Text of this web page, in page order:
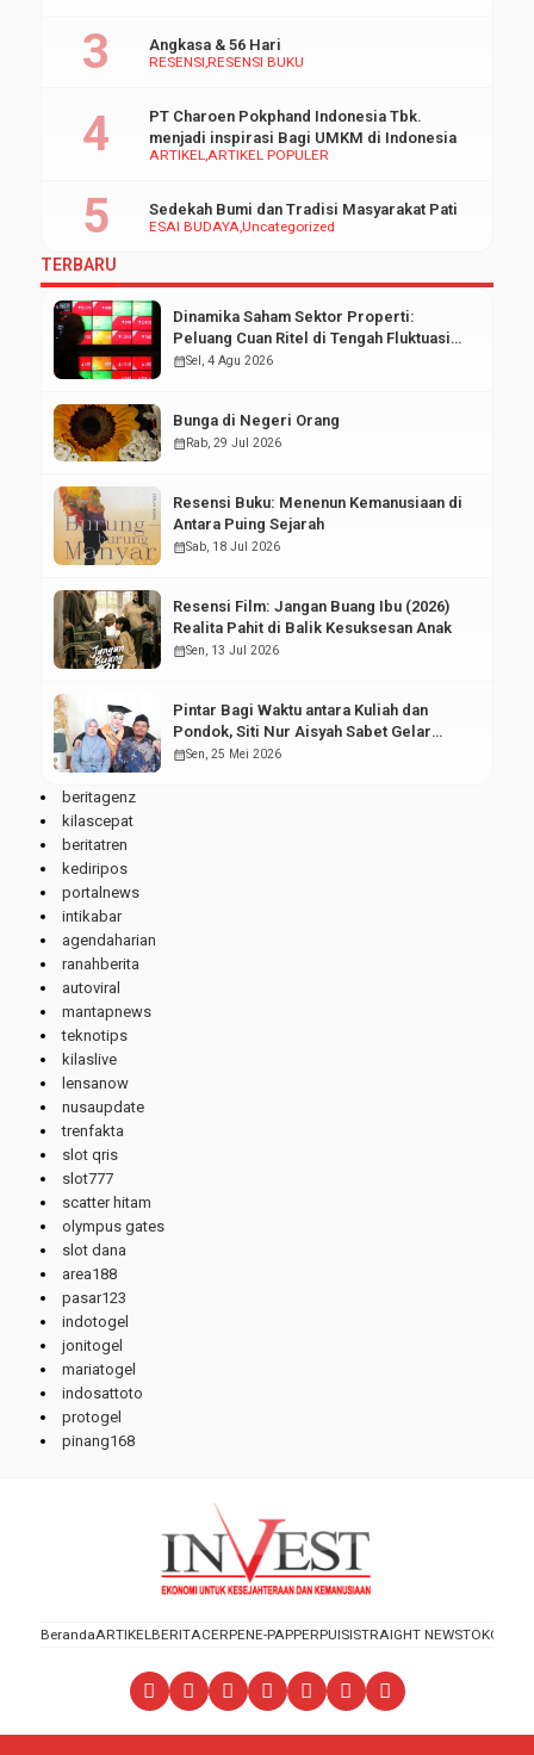
Aktivitas Antioksidan Pada Air
RESENSI RESENSI BUKU
Angkasa & 56 Hari
ARTIKELARTIKEL POPULER
PT Charoen Pokphand Indonesia Tbk.
menjadi inspirasi Bagi UMKM di Indonesia
ESAI BUDAYAUncategorized
Sedekah Bumi dan Tradisi Masyarakat Pati
TERBARU
Dinamika Saham Sektor Properti:
Peluang Cuan Ritel di Tengah Fluktuasi
Pasar Modal
calendar_monthSel, 4 Agu 2026
Bunga di Negeri Orang
calendar_monthRab, 29 Jul 2026
Resensi Buku: Menenun Kemanusiaan di
Antara Puing Sejarah
calendar_monthSab, 18 Jul 2026
Resensi Film: Jangan Buang Ibu (2026)
Realita Pahit di Balik Kesuksesan Anak
calendar_monthSen, 13 Jul 2026
Pintar Bagi Waktu antara Kuliah dan
Pondok, Siti Nur Aisyah Sabet Gelar
Wisudawan Terbaik
calendar_monthSen, 25 Mei 2026
beritagenz
kilascepat
beritatren
kediripos
portalnews
intikabar
agendaharian
ranahberita
autoviral
mantapnews
teknotips
kilaslive
lensanow
nusaupdate
trenfakta
slot qris
slot777
scatter hitam
olympus gates
slot dana
area188
pasar123
indotogel
jonitogel
mariatogel
indosattoto
protogel
pinang168
BerandaARTIKELBERITACERPENE-PAPPERPUISISTRAIGHT NEWSTOKOH